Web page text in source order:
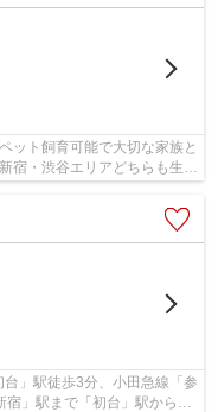
ット飼育可能で大切な家族と
宿・渋谷エリアどちらも生活
」駅徒歩3分、小田急線「参
宿」駅まで「初台」駅から1